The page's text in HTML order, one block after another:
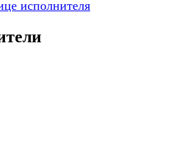
исполнителя